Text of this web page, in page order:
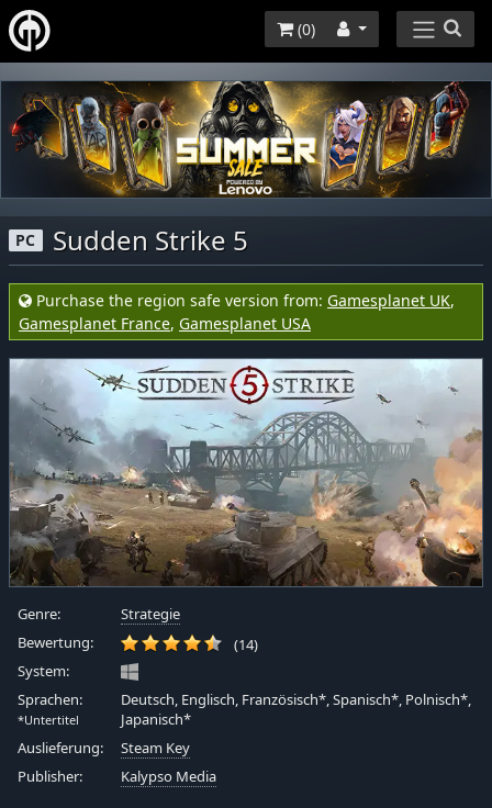
(0)
PC Sudden Strike 5
Purchase the region safe version from: Gamesplanet UK,
Gamesplanet France, Gamesplanet USA
Genre:
Strategie
Bewertung:
(14)
System:
Sprachen:
*Untertitel
Deutsch, Englisch, Französisch*, Spanisch*, Polnisch*,
Japanisch*
Auslieferung:
Steam Key
Publisher:
Kalypso Media